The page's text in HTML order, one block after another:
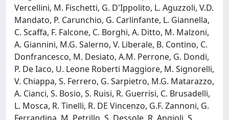
Vercellini, M. Fischetti, G. D'Ippolito, L. Aguzzoli, V.D.
Mandato, P. Carunchio, G. Carlinfante, L. Giannella,
C. Scaffa, F. Falcone, C. Borghi, A. Ditto, M. Malzoni,
A. Giannini, M.G. Salerno, V. Liberale, B. Contino, C.
Donfrancesco, M. Desiato, A.M. Perrone, G. Dondi,
P. De Iaco, U. Leone Roberti Maggiore, M. Signorelli,
V. Chiappa, S. Ferrero, G. Sarpietro, M.G. Matarazzo,
A. Cianci, S. Bosio, S. Ruisi, R. Guerrisi, C. Brusadelli,
L. Mosca, R. Tinelli, R. DE Vincenzo, G.F. Zannoni, G.